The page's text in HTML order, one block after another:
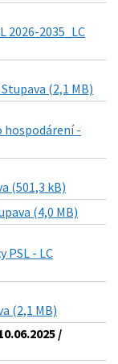
2026-2035_LC
(2,1 MB)
hospodárení -
(501,3 kB)
(4,0 MB)
PSL - LC
(2,1 MB)
/